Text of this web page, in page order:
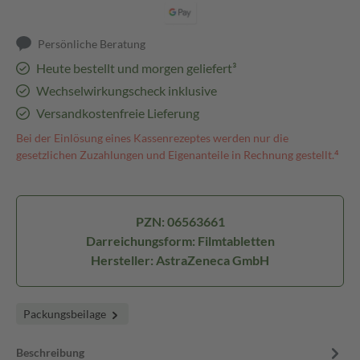
Persönliche Beratung
Heute bestellt und morgen geliefert³
Wechselwirkungscheck inklusive
Versandkostenfreie Lieferung
Bei der Einlösung eines Kassenrezeptes werden nur die
gesetzlichen Zuzahlungen und Eigenanteile in Rechnung gestellt.⁴
PZN: 06563661
Darreichungsform: Filmtabletten
Hersteller: AstraZeneca GmbH
Packungsbeilage
Beschreibung